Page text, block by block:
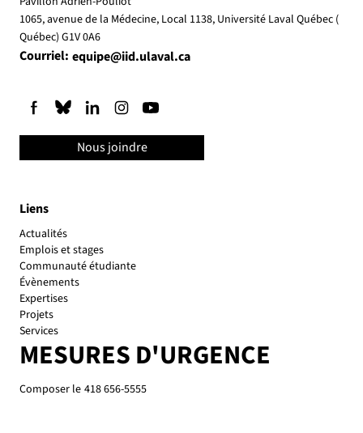
Liens
Actualités
Emplois et stages
Communauté étudiante
Évènements
Expertises
Projets
Services
MESURES D'URGENCE
Composer le 418 656-5555
1065, avenue de la Médecine, Local 1138, Université Laval Québec (
Québec) G1V 0A6
Courriel: equipe@iid.ulaval.ca
Nous joindre